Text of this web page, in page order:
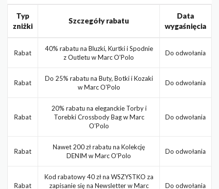
Typ
zniżki
Szczegóły rabatu
Data
wygaśnięcia
Rabat
40% rabatu na Bluzki, Kurtki i Spodnie
z Outletu w Marc O’Polo
Do odwołania
Rabat
Do 25% rabatu na Buty, Botki i Kozaki
w Marc O’Polo
Do odwołania
Rabat
20% rabatu na eleganckie Torby i
Torebki Crossbody Bag w Marc
O’Polo
Do odwołania
Rabat
Nawet 200 zł rabatu na Kolekcję
DENIM w Marc O’Polo
Do odwołania
Rabat
Kod rabatowy 40 zł na WSZYSTKO za
zapisanie się na Newsletter w Marc
Do odwołania